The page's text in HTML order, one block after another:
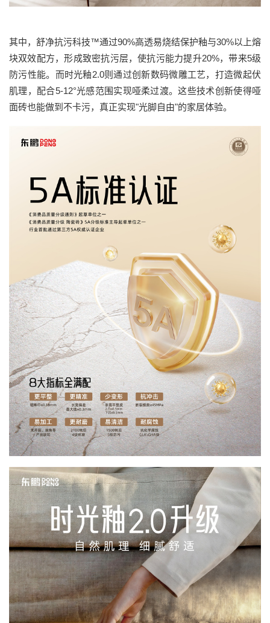
其中，舒净抗污科技™通过90%高透易烧结保护釉与30%以上熔
块双效配方，形成致密抗污层，使抗污能力提升20%，带来5级
防污性能。而时光釉2.0则通过创新数码微雕工艺，打造微起伏
肌理，配合5-12°光感范围实现哑柔过渡。这些技术创新使得哑
面砖也能做到不卡污，真正实现"光脚自由"的家居体验。